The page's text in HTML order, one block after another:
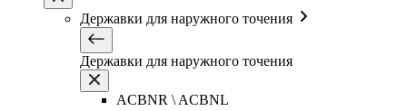
Державки для наружного точения
Державки для наружного точения
ACBNR \ ACBNL